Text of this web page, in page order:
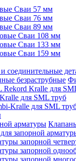
Сваи 57 мм
Сваи 76 мм
Сваи 89 мм
Сваи 108 мм
Сваи 133 мм
Сваи 159 мм
соединительные
Kralle для
для SML труб
Kralle для SML
запорной
запорной
запорной